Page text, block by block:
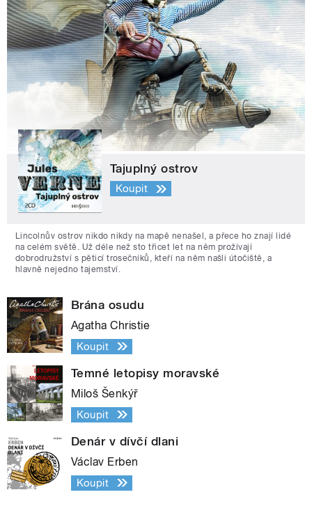
Tajuplný ostrov
Koupit
Lincolnův ostrov nikdo nikdy na mapě nenašel, a přece ho znají lidé
na celém světě. Už déle než sto třicet let na něm prožívají
dobrodružství s pěticí trosečníků, kteří na něm našli útočiště, a
hlavně nejedno tajemství.
Brána osudu
Agatha Christie
Koupit
Temné letopisy moravské
Miloš Šenkýř
Koupit
Denár v dívčí dlani
Václav Erben
Koupit